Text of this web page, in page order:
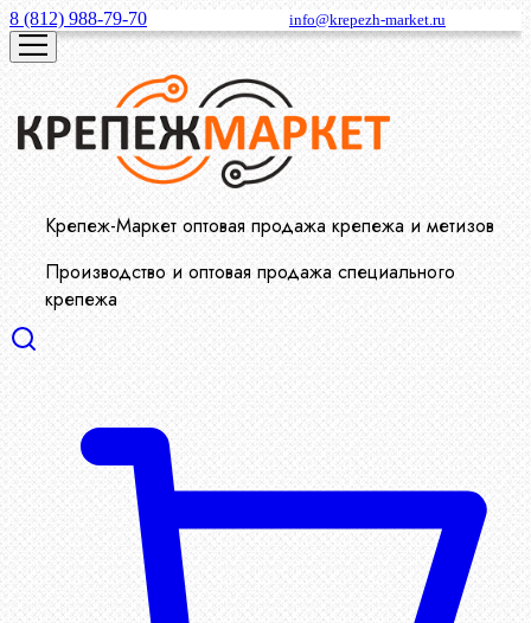
8 (812) 988-79-70 info@krepezh-market.ru
Крепеж-Маркет оптовая продажа крепежа и метизов
Производство и оптовая продажа специального
крепежа